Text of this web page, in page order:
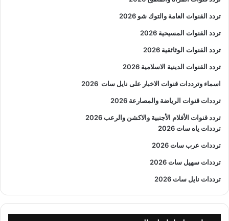
تردد القنوات العامة والتوك شو 2026
تردد القنوات المسيحية 2026
تردد القنوات الوثائقية 2026
تردد القنوات الدينية الاسلامية 2026
اسماء وترددات قنوات الاخبار على نايل سات 2026
ترددات قنوات الرياضة والمصارعة 2026
تردد قنوات الأفلام الأجنبية والاكشن والرعب2026
ترددات ياه سات 2026
ترددات عرب سات 2026
ترددات سهيل سات 2026
ترددات نايل سات 2026